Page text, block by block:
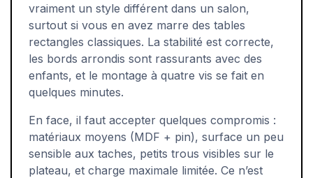
vraiment un style différent dans un salon,
surtout si vous en avez marre des tables
rectangles classiques. La stabilité est correcte,
les bords arrondis sont rassurants avec des
enfants, et le montage à quatre vis se fait en
quelques minutes.
En face, il faut accepter quelques compromis :
matériaux moyens (MDF + pin), surface un peu
sensible aux taches, petits trous visibles sur le
plateau, et charge maximale limitée. Ce n’est